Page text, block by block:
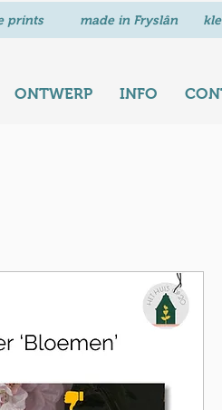
ONTWERP INFO